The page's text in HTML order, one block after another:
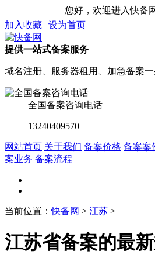
您好，欢迎进入快备网
加入收藏 | 设为首页
提供一站式备案服务
域名注册、服务器租用、加急备案
全国备案咨询电话
13240409570
网站首页 关于我们 备案价格 备案案
案业务 备案流程
当前位置：快备网 > 江苏 >
江苏省备案的最